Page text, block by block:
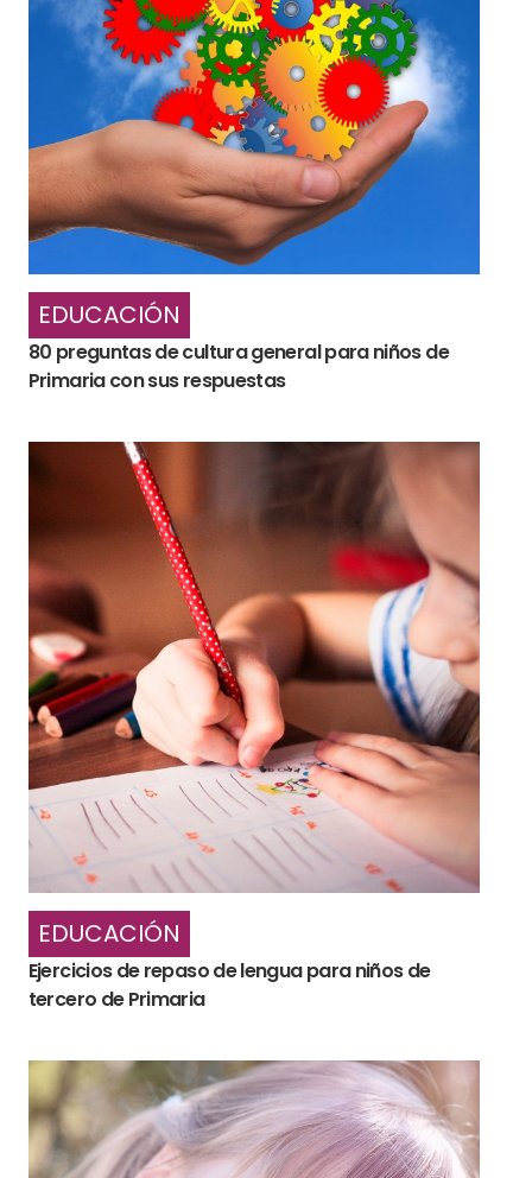
EDUCACIÓN
80 preguntas de cultura general para niños de
Primaria con sus respuestas
EDUCACIÓN
Ejercicios de repaso de lengua para niños de
tercero de Primaria